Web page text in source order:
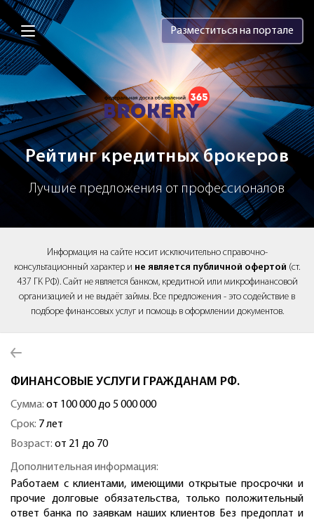
Brokery365 - Рейтинг кредитных
Разместиться на портале
Рейтинг кредитных брокеров
Лучшие предложения от профессионалов
Информация на сайте носит исключительно справочно-
консультационный характер и не является публичной офертой (ст.
437 ГК РФ). Сайт не является банком, кредитной или микрофинансовой
организацией и не выдаёт займы. Все предложения - это содействие в
подборе финансовых услуг и помощь в оформлении документов.
ФИНАНСОВЫЕ УСЛУГИ ГРАЖДАНАМ РФ.
Сумма: от 100 000 до 5 000 000
Срок: 7 лет
Возраст: от 21 до 70
Дополнительная информация:
Работаем с клиентами, имеющими открытые просрочки и
прочие долговые обязательства, только положительный
ответ банка по заявкам наших клиентов Без предоплат и